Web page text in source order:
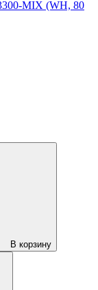
MIX (WH, 80
В корзину